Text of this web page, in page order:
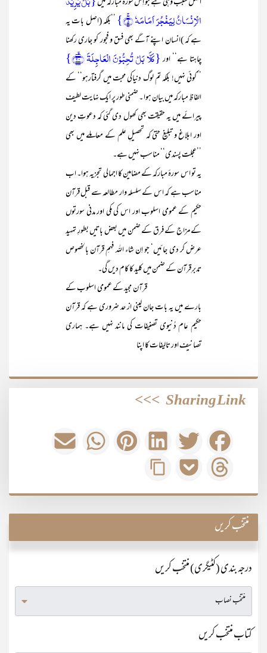
الۡاِنۡسَانُ لِیَفۡجُرَ اَمَامَہٗ ۚ﴿۵﴾}
’’بلکہ (اصل بات یہ
ہے کہ )انسان اپنے آگے بھی فسق و فجور کو جاری رکھنا
چاہتا ہے‘‘ اور{کَلَّا بَلۡ تُحِبُّوۡنَ الۡعَاجِلَۃَ ﴿ۙ۲۰﴾}
’’کوئی نہیں! بلکہ تم لوگ دنیاکی محبت میں گرفتارہو‘‘ کے
الفاظِ مبارکہ میں بیان ہوا ۔ ضمنی طور پر ایک نہایت لطیف
پیرائے میں یہ حقیقت بھی کھول دی گئی کہ دعوتِ دین
اور ابلاغ و تبلیغ حتیٰ کہ تحصیلِ علم کے معاملے میں بھی
’’عجلت پسندی‘‘ مناسب نہیں ہے۔
یہ تو اس سورۂ مبارکہ کے مضامین کا اجمالی تجزیہ ہوا۔ اب
مناسب ہے کہ اس کے سلسلہ وار مطالعہ سے قبل قرآن
حکیم کے عمومی اسلوب اور اس کی مکی اور مدنی سورتوں
کے مزاج کے فرق کے ضمن میں بعض باتیں بطورِ تمہید
عرض کر دی جائیں‘ جو اِن شاء اللہ فہمِ قرآن بالخصوص
تدبرِ قرآن کے ضمن میں کلید کا کام دیں گی۔
قرآن مجید کے عمومی اسلوب کے
بارے میں یہ بات جان لینی از حد ضروری ہے کہ قرآن
حکیم عام دُنیوی تصنیفات کی مانند نہیں ہے۔ ہماری
تصانیف اور تالیفات کا اپنا
Sharing Link
>>>
منتخب کریں
درجہ بندی (کٹیگری) منتخب کریں
کتاب منتخب کریں